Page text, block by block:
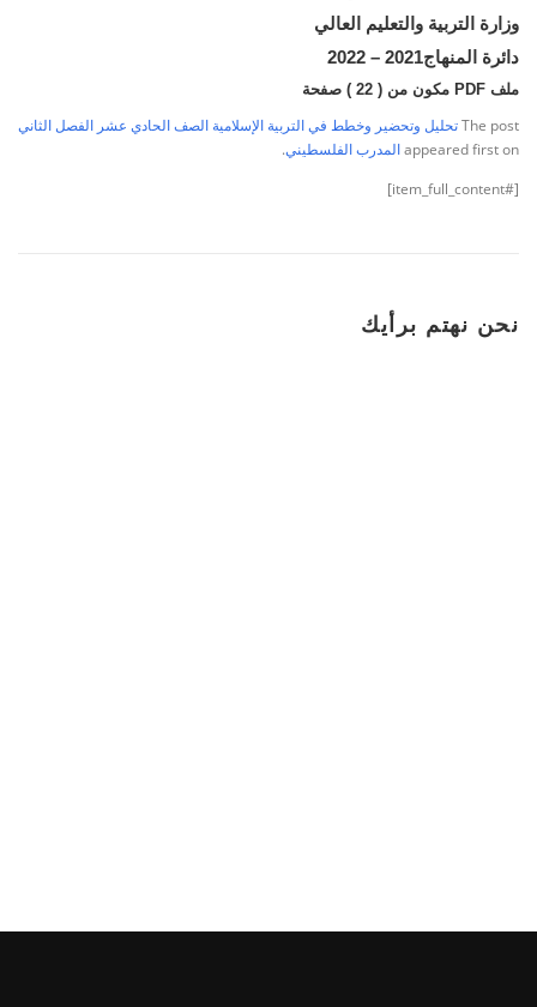
وزارة التربية والتعليم العالي
دائرة المنهاج2021 – 2022
ملف PDF مكون من ( 22 ) صفحة
The postتحليل وتحضير وخطط في التربية الإسلامية الصف الحادي عشر الفصل الثاني
appeared first onالمدرب الفلسطيني.
[#item_full_content]
نحن نهتم برأيك